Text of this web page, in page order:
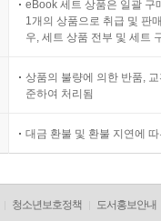
eBook 세트 상품은 일괄 구
1개의 상품으로 취급 및 판
우, 세트 상품 전부 및 세트
상품의 불량에 의한 반품,
준하여 처리됨
대금 환불 및 환불 지연에
청소년보호정책 도서홍보안내